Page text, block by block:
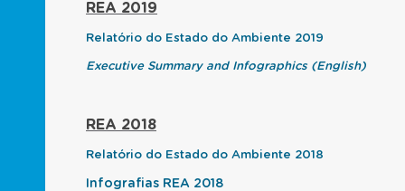
REA 2019
Relatório do Estado do Ambiente 2019
Executive Summary and Infographics (English)
REA 2018
Relatório do Estado do Ambiente 2018
Infografias REA 2018